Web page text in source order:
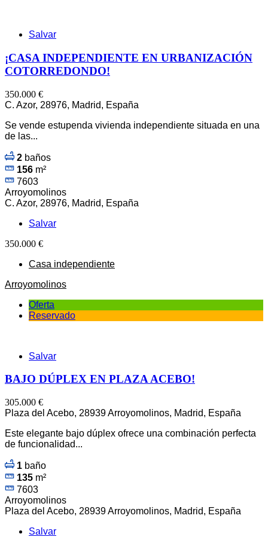
Salvar
¡CASA INDEPENDIENTE EN URBANIZACIÓN
COTORREDONDO!
350.000 €
C. Azor, 28976, Madrid, España
Se vende estupenda vivienda independiente situada en una
de las...
2 baños
156 m²
7603
Arroyomolinos
C. Azor, 28976, Madrid, España
Salvar
350.000 €
Casa independiente
Arroyomolinos
Oferta
Reservado
Salvar
BAJO DÚPLEX EN PLAZA ACEBO!
305.000 €
Plaza del Acebo, 28939 Arroyomolinos, Madrid, España
Este elegante bajo dúplex ofrece una combinación perfecta
de funcionalidad...
1 baño
135 m²
7603
Arroyomolinos
Plaza del Acebo, 28939 Arroyomolinos, Madrid, España
Salvar